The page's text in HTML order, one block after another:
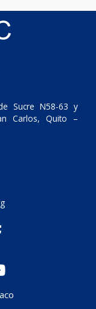
Sucre N58-63 y
Carlos, Quito –